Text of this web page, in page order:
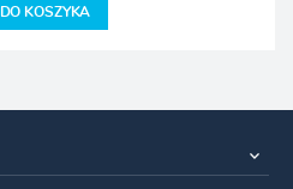
DO KOSZYKA